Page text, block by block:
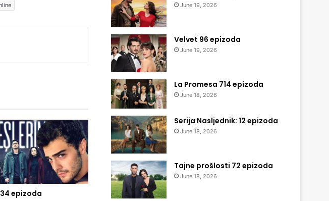
epizoda
June 19, 2026
Velvet 96 epizoda
June 19, 2026
La Promesa 714 epizoda
June 18, 2026
Serija Nasljednik: 12 epizoda
June 18, 2026
Tajne prošlosti 72 epizoda
June 18, 2026